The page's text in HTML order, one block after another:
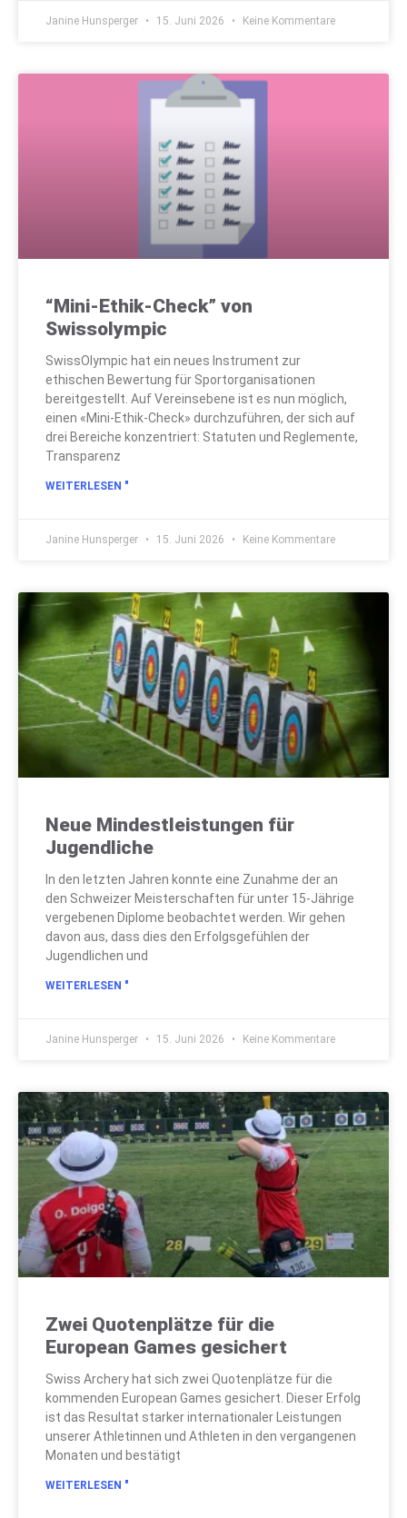
Janine Hunsperger 15. Juni 2026 Keine Kommentare
“Mini-Ethik-Check” von
Swissolympic
SwissOlympic hat ein neues Instrument zur
ethischen Bewertung für Sportorganisationen
bereitgestellt. Auf Vereinsebene ist es nun möglich,
einen «Mini-Ethik-Check» durchzuführen, der sich auf
drei Bereiche konzentriert: Statuten und Reglemente,
Transparenz
WEITERLESEN "
Janine Hunsperger 15. Juni 2026 Keine Kommentare
Neue Mindestleistungen für
Jugendliche
In den letzten Jahren konnte eine Zunahme der an
den Schweizer Meisterschaften für unter 15-Jährige
vergebenen Diplome beobachtet werden. Wir gehen
davon aus, dass dies den Erfolgsgefühlen der
Jugendlichen und
WEITERLESEN "
Janine Hunsperger 15. Juni 2026 Keine Kommentare
Zwei Quotenplätze für die
European Games gesichert
Swiss Archery hat sich zwei Quotenplätze für die
kommenden European Games gesichert. Dieser Erfolg
ist das Resultat starker internationaler Leistungen
unserer Athletinnen und Athleten in den vergangenen
Monaten und bestätigt
WEITERLESEN "